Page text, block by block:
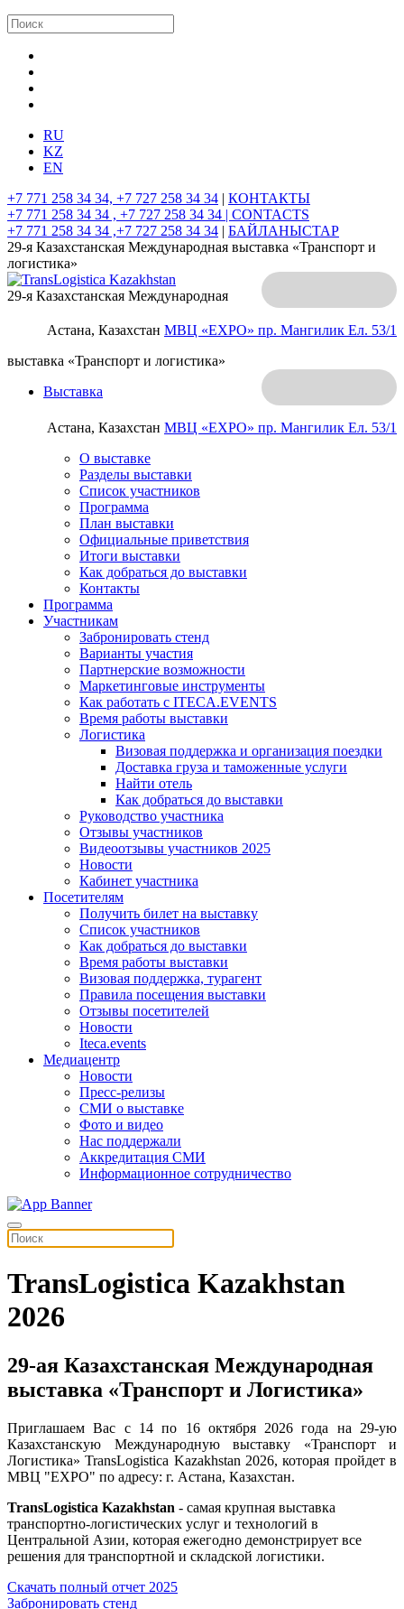
RU
KZ
EN
+7 771 258 34 34, +7 727 258 34 34 | КОНТАКТЫ
+7 771 258 34 34 , +7 727 258 34 34 | CONTACTS
+7 771 258 34 34 ,+7 727 258 34 34 | БАЙЛАНЫСТАР
29-я Казахстанская Международная выставка «Транспорт и
логистика»
Астана, Казахстан МВЦ «EXPO» пр. Мангилик Ел. 53/1
29-я Казахстанская Международная
выставка «Транспорт и логистика»
Астана, Казахстан МВЦ «EXPO» пр. Мангилик Ел. 53/1
Выставка
О выставке
Разделы выставки
Список участников
Программа
План выставки
Официальные приветствия
Итоги выставки
Как добраться до выставки
Контакты
Программа
Участникам
Забронировать стенд
Варианты участия
Партнерские возможности
Маркетинговые инструменты
Как работать с ITECA.EVENTS
Время работы выставки
Логистика
Визовая поддержка и организация поездки
Доставка груза и таможенные услуги
Найти отель
Как добраться до выставки
Руководство участника
Отзывы участников
Видеоотзывы участников 2025
Новости
Кабинет участника
Посетителям
Получить билет на выставку
Список участников
Как добраться до выставки
Время работы выставки
Визовая поддержка, турагент
Правила посещения выставки
Отзывы посетителей
Новости
Iteca.events
Медиацентр
Новости
Пресс-релизы
СМИ о выставке
Фото и видео
Нас поддержали
Аккредитация СМИ
Информационное сотрудничество
TransLogistica Kazakhstan
2026
29-ая Казахстанская Международная
выставка «Транспорт и Логистика»
Приглашаем Вас с 14 по 16 октября 2026 года на 29-ую
Казахстанскую Международную выставку «Транспорт и
Логистика» TransLogistica Kazakhstan 2026, которая пройдет в
МВЦ "EXPO" по адресу: г. Астана, Казахстан.
TransLogistica Kazakhstan - самая крупная выставка
транспортно-логистических услуг и технологий в
Центральной Азии, которая ежегодно демонстрирует все
решения для транспортной и складской логистики.
Скачать полный отчет 2025
Забронировать стенд